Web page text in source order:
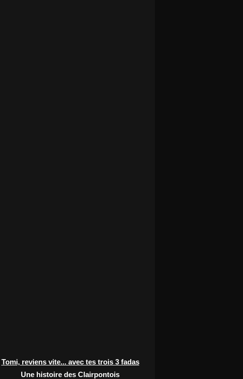
Tomi, reviens vite... avec tes trois 3 fadas
Une histoire des Clairpontois